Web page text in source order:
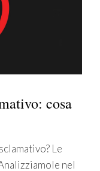
cosa
Le
nel